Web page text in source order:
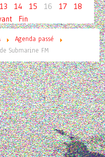
13 14 15 16 17
18
Fin
Agenda passé
Submarine FM